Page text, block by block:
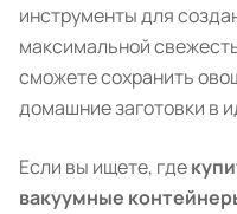
инструменты для
максимальной
сможете сохранить
домашние заготовки в
Если вы ищете, где
вакуумные